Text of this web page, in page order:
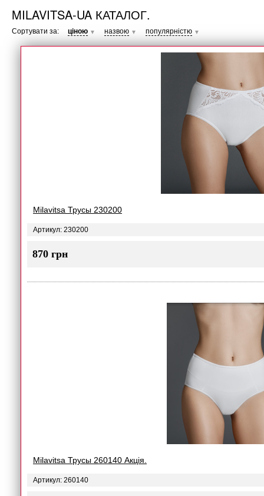
MILAVITSA-UA КАТАЛОГ.
Сортувати за: ціною ▼ назвою ▼ популярністю ▼
Milavitsa Трусы 230200
Артикул: 230200
870 грн
Milavitsa Трусы 260140 Акція.
Артикул: 260140